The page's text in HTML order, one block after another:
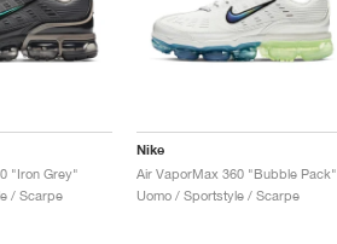
"Iron Grey"
/ Scarpe
Nike
Air VaporMax 360 "Bubble Pack"
Uomo / Sportstyle / Scarpe